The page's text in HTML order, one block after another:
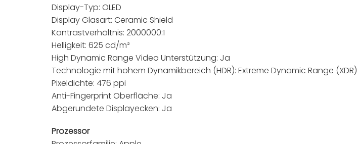
Display-Typ: OLED
Display Glasart: Ceramic Shield
Kontrastverhältnis: 2000000:1
Helligkeit: 625 cd/m²
High Dynamic Range Video Unterstützung: Ja
Technologie mit hohem Dynamikbereich (HDR): Extreme Dynamic Range (XDR)
Pixeldichte: 476 ppi
Anti-Fingerprint Oberfläche: Ja
Abgerundete Displayecken: Ja
Prozessor